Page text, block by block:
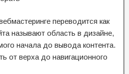
переводится как
называют область в дизайне,
начала до вывода контента.
от верха до навигационного